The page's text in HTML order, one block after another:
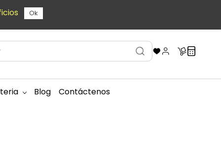
Blog Contáctenos
Ok